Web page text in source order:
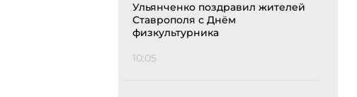
Ульянченко поздравил жителей
Ставрополя с Днём
физкультурника
10:05